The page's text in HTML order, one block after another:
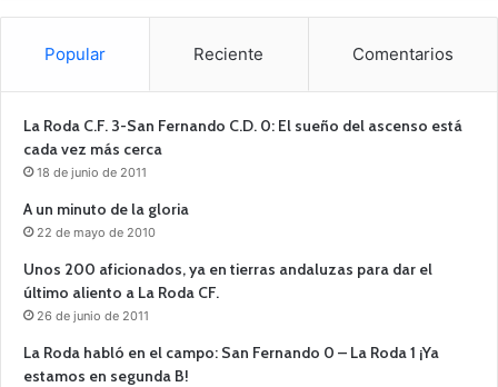
Popular Reciente Comentarios
La Roda C.F. 3-San Fernando C.D. 0: El sueño del ascenso está
cada vez más cerca
18 de junio de 2011
A un minuto de la gloria
22 de mayo de 2010
Unos 200 aficionados, ya en tierras andaluzas para dar el
último aliento a La Roda CF.
26 de junio de 2011
La Roda habló en el campo: San Fernando 0 – La Roda 1 ¡Ya
estamos en segunda B!